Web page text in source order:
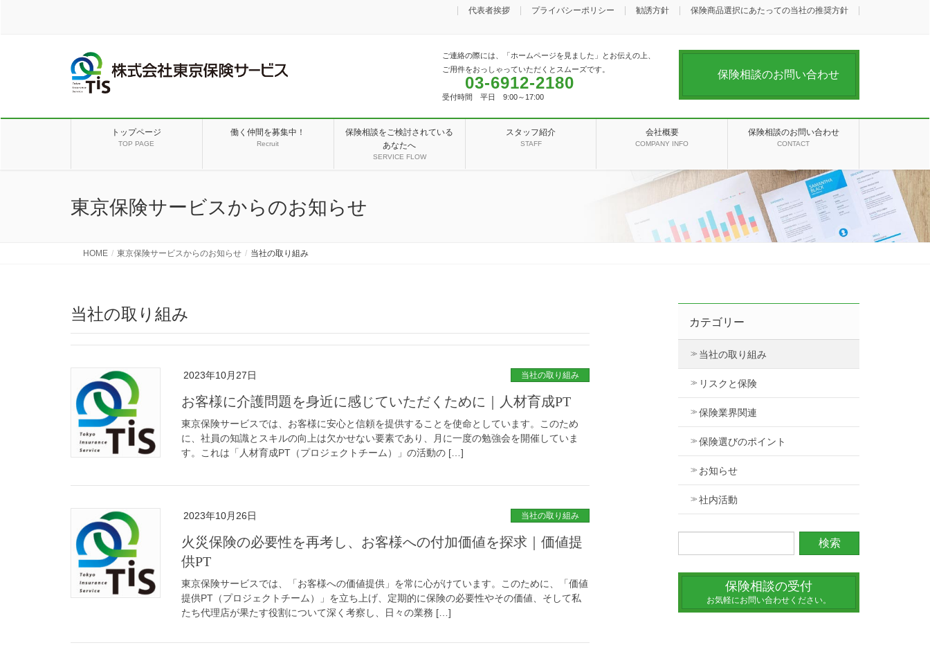
代表者挨拶 プライバシーポリシー 勧誘方針 保険商品選択にあたっての当社の推奨方針
ご連絡の際には、「ホームページを見ました」とお伝えの上、
ご用件をおっしゃっていただくとスムーズです。
03-6912-2180
受付時間 平日 9:00～17:00
保険相談のお問い合わせ
トップページ
TOP PAGE
働く仲間を募集中！
Recruit
保険相談をご検討されている
あなたへ
SERVICE FLOW
スタッフ紹介
STAFF
会社概要
COMPANY INFO
保険相談のお問い合わせ
CONTACT
東京保険サービスからのお知らせ
HOME 東京保険サービスからのお知らせ 当社の取り組み
当社の取り組み
2023年10月27日 当社の取り組み
お客様に介護問題を身近に感じていただくために｜人材育成PT
東京保険サービスでは、お客様に安心と信頼を提供することを使命としています。このため
に、社員の知識とスキルの向上は欠かせない要素であり、月に一度の勉強会を開催していま
す。これは「人材育成PT（プロジェクトチーム）」の活動の […]
2023年10月26日 当社の取り組み
火災保険の必要性を再考し、お客様への付加価値を探求｜価値提
供PT
東京保険サービスでは、「お客様への価値提供」を常に心がけています。このために、「価値
提供PT（プロジェクトチーム）」を立ち上げ、定期的に保険の必要性やその価値、そして私
たち代理店が果たす役割について深く考察し、日々の業務 […]
カテゴリー
当社の取り組み
リスクと保険
保険業界関連
保険選びのポイント
お知らせ
社内活動
保険相談の受付
お気軽にお問い合わせください。